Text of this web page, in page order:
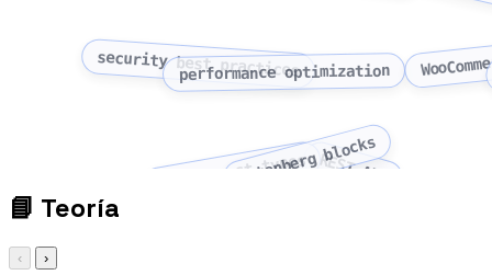
security best practices
performance optimization
custom post typesGutenberg blocks
REST API
📘 Teoría
‹ ›